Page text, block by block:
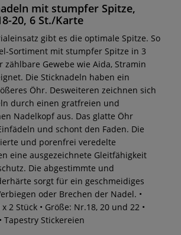
mit stumpfer Spitze,
20, 6 St./Karte
gibt es die optimale Spitze. So
Sortiment mit stumpfer Spitze in 3
zählbare Gewebe wie Aida, Stramin
Die Sticknadeln haben ein
Öhr. Desweiteren zeichnen sich
durch einen gratfreien und
Nadelkopf aus. Das glatte Öhr
und schont den Faden. Die
und porenfrei veredelte
eine ausgezeichnete Gleitfähigkeit
Die abgestimmte und
sorgt für ein geschmeidiges
oder Brechen der Nadel. •
2 Stück • Größe: Nr.18, 20 und 22 •
Tapestry Stickereien